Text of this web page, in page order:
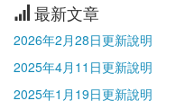
最新文章
2026年2月28日更新說明
2025年4月11日更新說明
2025年1月19日更新說明